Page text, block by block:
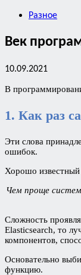
Разное
Век
10.09.2021
В
1. Как раз
Эти слова
ошибок.
Хорошо
Чем проще
Сложность
Elasticsearch, то
компонентов,
Основательно
функцию.